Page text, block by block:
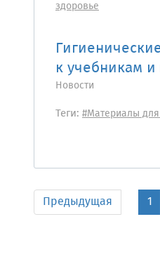
здоровье
к учебникам
Новости
Теги: #Материалы
Предыдущая 1